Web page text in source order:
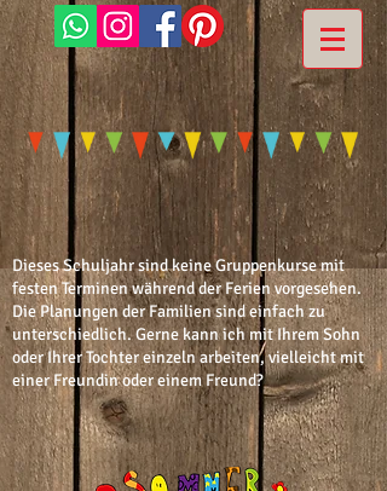
Dieses Schuljahr sind keine Gruppenkurse mit
festen Terminen während der Ferien vorgesehen.
Die Planungen der Familien sind einfach zu
unterschiedlich. Gerne kann ich mit Ihrem Sohn
oder Ihrer Tochter einzeln arbeiten, vielleicht mit
einer Freundin oder einem Freund?